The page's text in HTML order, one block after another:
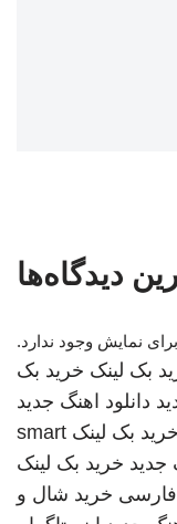
دیدگاه‌ها
نمایش وجود ندارد.
بک لینک خرید بک
دانلود اهنگ جدید
خرید بک لینک smart
جدید خرید بک لینک
فارسی خرید شال و